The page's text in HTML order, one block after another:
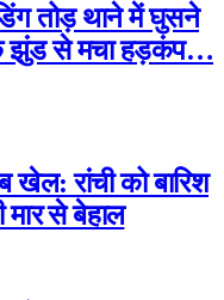
तोड़ थाने में घुसने
के झुंड से मचा हड़कंप…
रांची को बारिश
से बेहाल